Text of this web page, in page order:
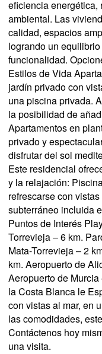
eficiencia energética,
ambiental. Las
calidad, espacios
logrando un
funcionalidad.
Estilos de Vida
jardín privado con
una piscina privada.
la posibilidad de
Apartamentos en
privado y
disfrutar del sol
Este residencial
y la relajación:
refrescarse con
subterráneo incluida
Puntos de Interés
Torrevieja – 6 km.
Mata-Torrevieja – 2
km. Aeropuerto de
Aeropuerto de
la Costa Blanca le
con vistas al mar, en
las comodidades,
Contáctenos hoy
una visita.